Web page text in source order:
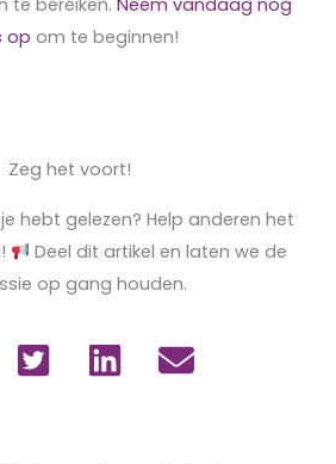
op om te beginnen!
Zeg het voort!
hebt gelezen? Help anderen het
Deel dit artikel en laten we de
op gang houden.